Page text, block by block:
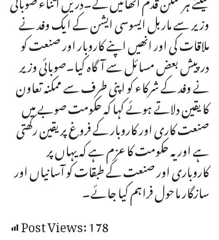
وزیر سے ماربل ایسوسی ایشن کے ایک وفد نے
ملاقات کی اور انھیں اپنے کاروبار اور صنعت کو
درپیش بعض مسائل سے آگاہ کیا۔صوبائی وزیر
نے وفد کے شرکاء کو اپنی طرف سے ممکنہ تعاون
کا یقین دلاتے ہوئے کہا کہ حکومت صوبے میں
صنعت کاری اور کاروبار کے فروغ پر یقین رکھتی
ہے اور یہ حکومت کا عزم ہے کہ یہاں پر
کاروباری اور صنعت کے طبقات کو آسانیاں اور
سازگار ماحول فراہم کیا جائے۔
Post Views:178